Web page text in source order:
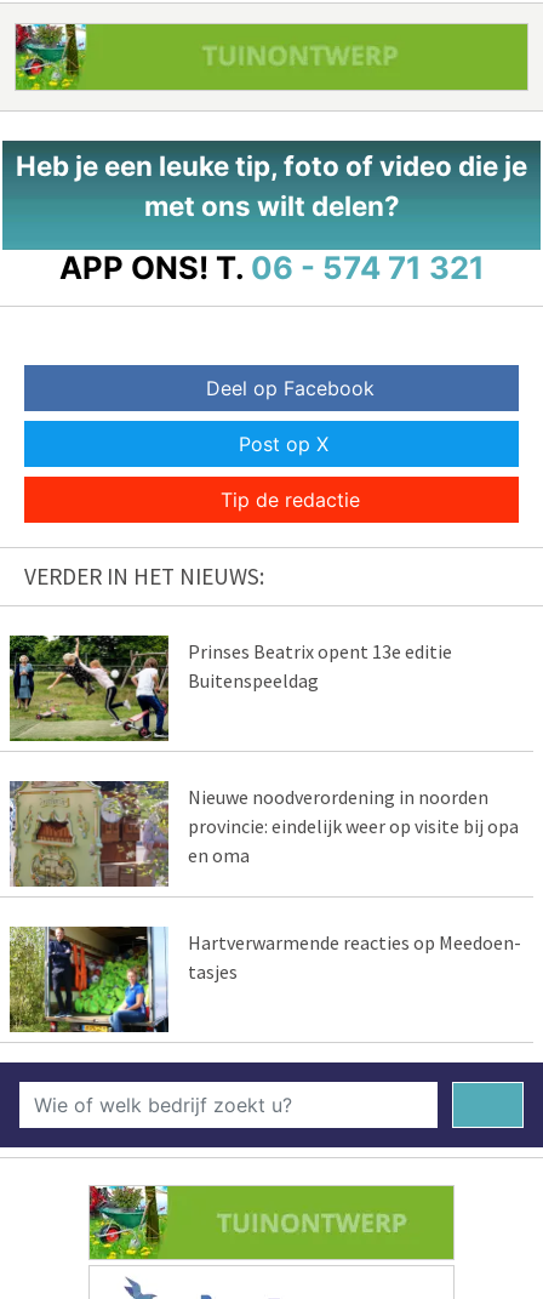
Heb je een leuke tip, foto of video die je
met ons wilt delen?
APP ONS! T. 06 - 574 71 321
Deel op Facebook
Post op X
Tip de redactie
VERDER IN HET NIEUWS:
Prinses Beatrix opent 13e editie
Buitenspeeldag
Nieuwe noodverordening in noorden
provincie: eindelijk weer op visite bij opa
en oma
Hartverwarmende reacties op Meedoen-
tasjes